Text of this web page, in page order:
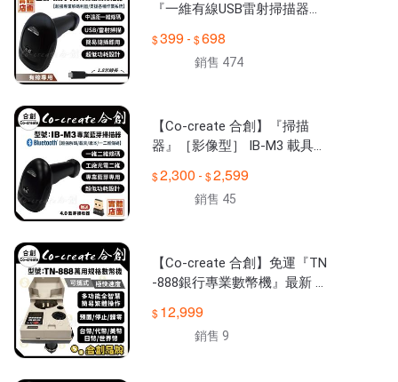
『一維有線USB雷射掃描器』
描器 條碼槍 掃描槍
399 - 698
銷售 474
【Co-create 合創】『掃描
器』［影像型］ IB-M3 載具
描器 條碼機 掃描槍
2,300 - 2,599
銷售 45
【Co-create 合創】免運『TN
-888銀行專業數幣機』最新 萬
分幣機 遊戲幣
12,999
銷售 9